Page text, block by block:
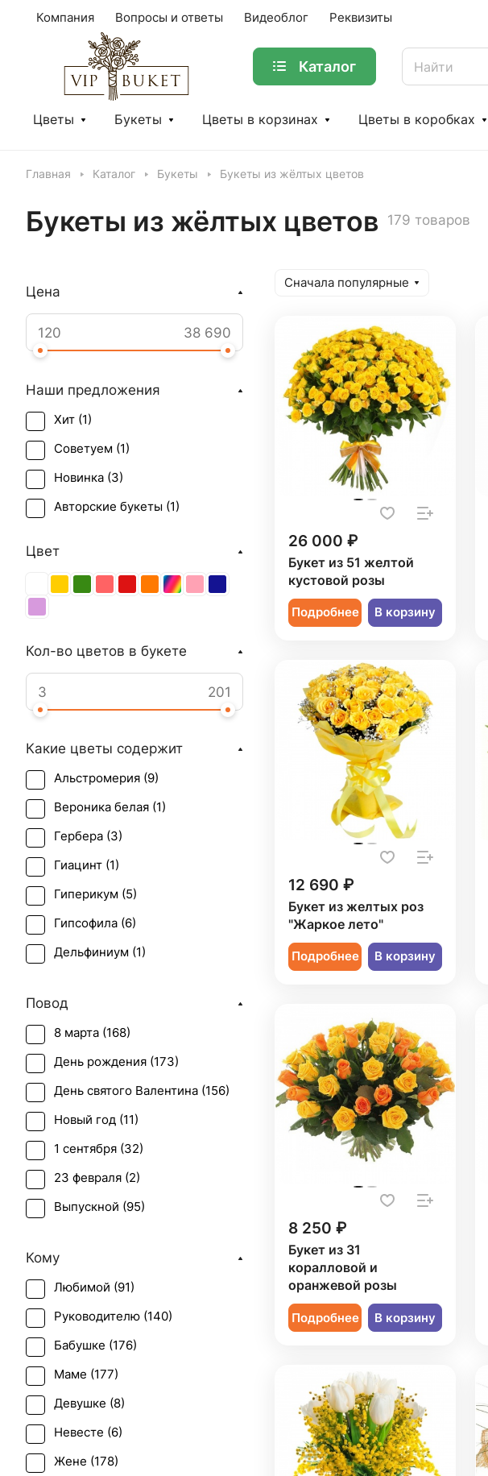
Компания Вопросы и ответы Видеоблог Реквизиты
Каталог
Цветы Букеты Цветы в корзинах Цветы в коробках
Главная Каталог Букеты Букеты из жёлтых цветов
Букеты из жёлтых цветов 179 товаров
Сначала популярные
26 000 ₽
Букет из 51 желтой
кустовой розы
Подробнее В корзину
12 690 ₽
Букет из желтых роз
"Жаркое лето"
Подробнее В корзину
8 250 ₽
Букет из 31
коралловой и
оранжевой розы
Подробнее В корзину
Цена
Наши предложения
Хит (1)
Советуем (1)
Новинка (3)
Авторские букеты (1)
Цвет
Кол-во цветов в букете
Какие цветы содержит
Альстромерия (9)
Вероника белая (1)
Гербера (3)
Гиацинт (1)
Гиперикум (5)
Гипсофила (6)
Дельфиниум (1)
Калла (
Краспедия (1
Лилия (2)
Маттиола (3)
Мимоза (13)
Нарцисс (1 )
Орхидея (4)
Подсолнух (40)
Повод
8 марта (168)
День рождения (173)
День святого Валентина (156)
Новый год (11)
1 сентября (32)
23 февраля (2)
Выпускной (95)
День учителя (
Пасха (1)
Первое свидание (171
Последний звонок (
Рождение ребенка (
Рождество (
Татьянин день (
Юбилей (90
Кому
Любимой (91)
Руководителю (140)
Бабушке (176)
Маме (177)
Девушке (8)
Невесте (6)
Жене (178)